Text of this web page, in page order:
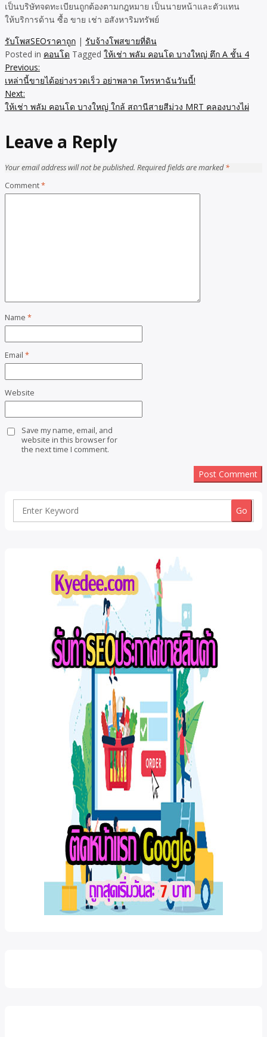
เป็นบริษัทจดทะเบียนถูกต้องตามกฎหมาย เป็นนายหน้าและตัวแทน
ให้บริการด้าน ซื้อ ขาย เช่า อสังหาริมทรัพย์
รับโพสSEOราคาถูก | รับจ้างโพสขายที่ดิน
Posted in คอนโด Tagged ให้เช่า พลัม คอนโด บางใหญ่ ตึก A ชั้น 4
Post
navigation
Previous:
เหล่านี้ขายได้อย่างรวดเร็ว อย่าพลาด โทรหาฉันวันนี้!
Next:
ให้เช่า พลัม คอนโด บางใหญ่ ใกล้ สถานีสายสีม่วง MRT คลองบางไผ่
Leave a Reply
Your email address will not be published. Required fields are marked*
Comment*
Name *
Email *
Website
Save my name, email, and
website in this browser for
the next time I comment.
Search